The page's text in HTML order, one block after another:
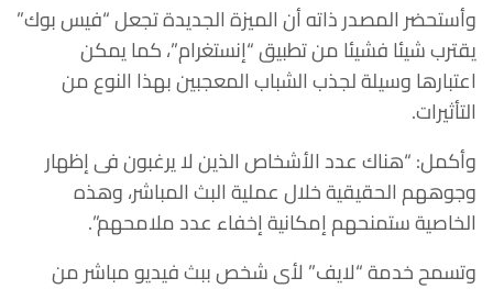
وأستحضر المصدر ذاته أن الميزة الجديدة تجعل “فيس بوك”
يقترب شيئا فشيئا من تطبيق “إنستغرام”، كما يمكن
اعتبارها وسيلة لجذب الشباب المعجبين بهذا النوع من
التأثيرات.
وأكمل: “هناك عدد الأشخاص الذين لا يرغبون فى إظهار
وجوههم الحقيقية خلال عملية البث المباشر، وهذه
الخاصية ستمنحهم إمكانية إخفاء عدد ملامحهم”.
وتسمح خدمة “لايف” لأى شخص ببث فيديو مباشر من